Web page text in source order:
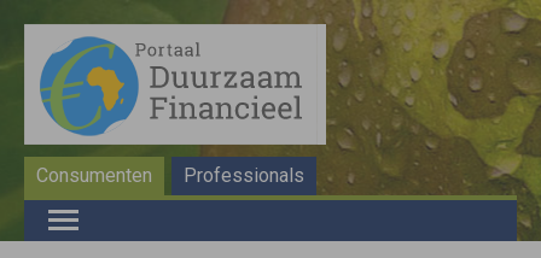
Consumenten Professionals